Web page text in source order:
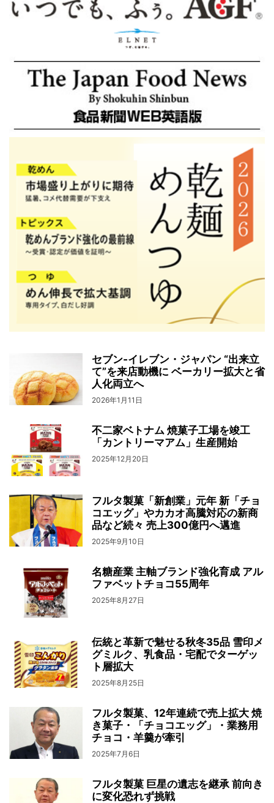
セブン‐イレブン・ジャパン “出来立
て”を来店動機に ベーカリー拡大と省
人化両立へ
2026年1月11日
不二家ベトナム 焼菓子工場を竣工
「カントリーマアム」生産開始
2025年12月20日
フルタ製菓「新創業」元年 新「チョ
コエッグ」やカカオ高騰対応の新商
品など続々 売上300億円へ邁進
2025年9月10日
名糖産業 主軸ブランド強化育成 アル
ファベットチョコ55周年
2025年8月27日
伝統と革新で魅せる秋冬35品 雪印メ
グミルク、乳食品・宅配でターゲッ
ト層拡大
2025年8月25日
フルタ製菓、12年連続で売上拡大 焼
き菓子・「チョコエッグ」・業務用
チョコ・羊羹が牽引
2025年7月6日
フルタ製菓 巨星の遺志を継承 前向き
に変化恐れず挑戦